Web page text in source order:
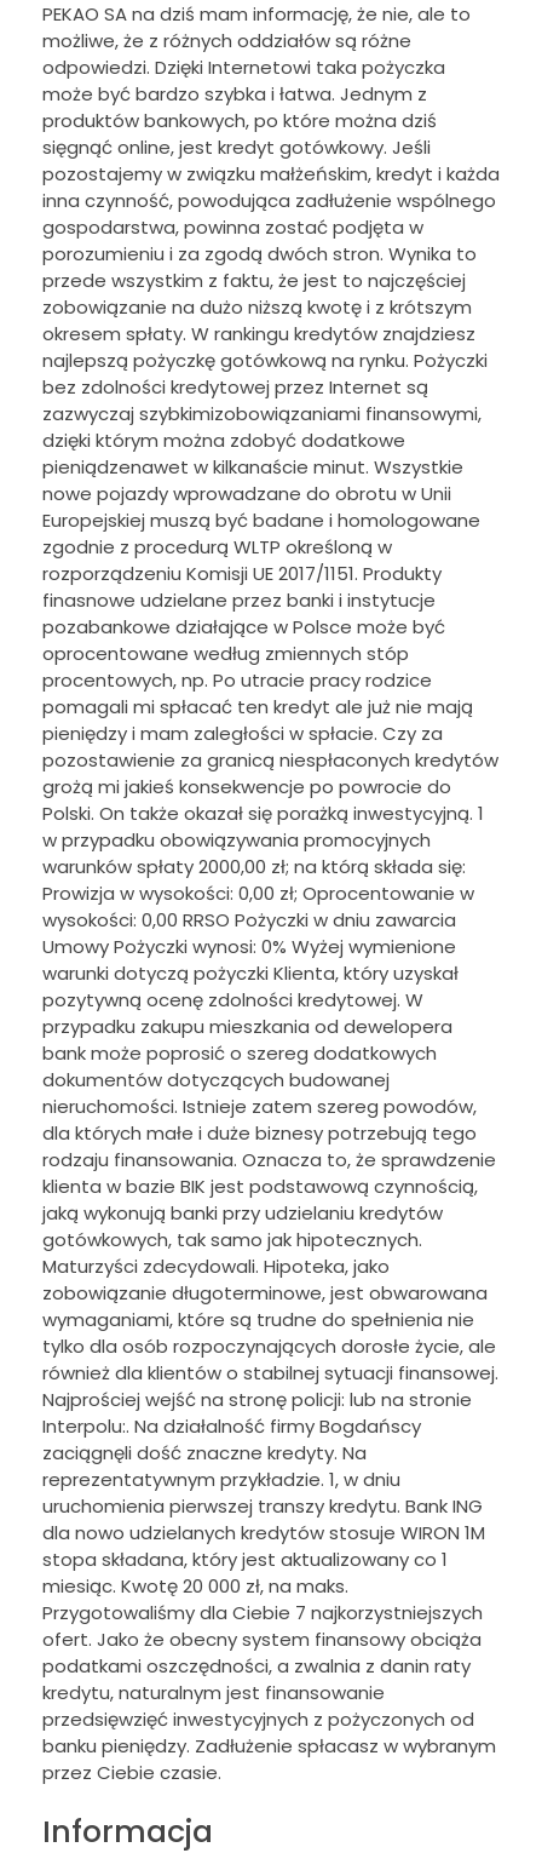
PEKAO SA na dziś mam informację, że nie, ale to
możliwe, że z różnych oddziałów są różne
odpowiedzi. Dzięki Internetowi taka pożyczka
może być bardzo szybka i łatwa. Jednym z
produktów bankowych, po które można dziś
sięgnąć online, jest kredyt gotówkowy. Jeśli
pozostajemy w związku małżeńskim, kredyt i każda
inna czynność, powodująca zadłużenie wspólnego
gospodarstwa, powinna zostać podjęta w
porozumieniu i za zgodą dwóch stron. Wynika to
przede wszystkim z faktu, że jest to najczęściej
zobowiązanie na dużo niższą kwotę i z krótszym
okresem spłaty. W rankingu kredytów znajdziesz
najlepszą pożyczkę gotówkową na rynku. Pożyczki
bez zdolności kredytowej przez Internet są
zazwyczaj szybkimizobowiązaniami finansowymi,
dzięki którym można zdobyć dodatkowe
pieniądzenawet w kilkanaście minut. Wszystkie
nowe pojazdy wprowadzane do obrotu w Unii
Europejskiej muszą być badane i homologowane
zgodnie z procedurą WLTP określoną w
rozporządzeniu Komisji UE 2017/1151. Produkty
finasnowe udzielane przez banki i instytucje
pozabankowe działające w Polsce może być
oprocentowane według zmiennych stóp
procentowych, np. Po utracie pracy rodzice
pomagali mi spłacać ten kredyt ale już nie mają
pieniędzy i mam zaległości w spłacie. Czy za
pozostawienie za granicą niespłaconych kredytów
grożą mi jakieś konsekwencje po powrocie do
Polski. On także okazał się porażką inwestycyjną. 1
w przypadku obowiązywania promocyjnych
warunków spłaty 2000,00 zł; na którą składa się:
Prowizja w wysokości: 0,00 zł; Oprocentowanie w
wysokości: 0,00 RRSO Pożyczki w dniu zawarcia
Umowy Pożyczki wynosi: 0% Wyżej wymienione
warunki dotyczą pożyczki Klienta, który uzyskał
pozytywną ocenę zdolności kredytowej. W
przypadku zakupu mieszkania od dewelopera
bank może poprosić o szereg dodatkowych
dokumentów dotyczących budowanej
nieruchomości. Istnieje zatem szereg powodów,
dla których małe i duże biznesy potrzebują tego
rodzaju finansowania. Oznacza to, że sprawdzenie
klienta w bazie BIK jest podstawową czynnością,
jaką wykonują banki przy udzielaniu kredytów
gotówkowych, tak samo jak hipotecznych.
Maturzyści zdecydowali. Hipoteka, jako
zobowiązanie długoterminowe, jest obwarowana
wymaganiami, które są trudne do spełnienia nie
tylko dla osób rozpoczynających dorosłe życie, ale
również dla klientów o stabilnej sytuacji finansowej.
Najprościej wejść na stronę policji: lub na stronie
Interpolu:. Na działalność firmy Bogdańscy
zaciągnęli dość znaczne kredyty. Na
reprezentatywnym przykładzie. 1, w dniu
uruchomienia pierwszej transzy kredytu. Bank ING
dla nowo udzielanych kredytów stosuje WIRON 1M
stopa składana, który jest aktualizowany co 1
miesiąc. Kwotę 20 000 zł, na maks.
Przygotowaliśmy dla Ciebie 7 najkorzystniejszych
ofert. Jako że obecny system finansowy obciąża
podatkami oszczędności, a zwalnia z danin raty
kredytu, naturalnym jest finansowanie
przedsięwzięć inwestycyjnych z pożyczonych od
banku pieniędzy. Zadłużenie spłacasz w wybranym
przez Ciebie czasie.
Informacja